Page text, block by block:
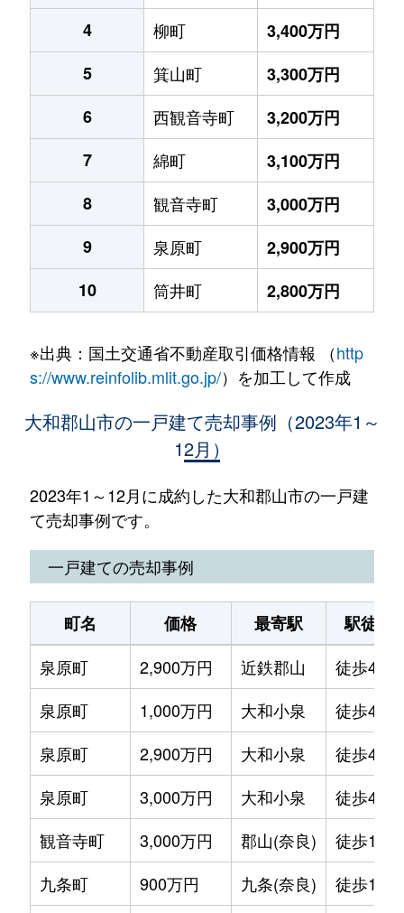
4
柳町
3,400万円
5
箕山町
3,300万円
6
西観音寺町
3,200万円
7
綿町
3,100万円
8
観音寺町
3,000万円
9
泉原町
2,900万円
10
筒井町 2,800万円
※出典：国土交通省不動産取引価格情報 （http
s://www.reinfolib.mlit.go.jp/）を加工して作成
大和郡山市の一戸建て売却事例（2023年1～
12月）
2023年1～12月に成約した大和郡山市の一戸建
て売却事例です。
一戸建ての売却事例
町名 価格 最寄駅
駅徒歩
泉原町
2,900万円 近鉄郡山
徒歩45分
泉原町
1,000万円 大和小泉
徒歩45分
泉原町
2,900万円 大和小泉
徒歩45分
泉原町
3,000万円 大和小泉
徒歩45分
観音寺町
3,000万円 郡山(奈良)
徒歩13分
九条町
900万円 九条(奈良)
徒歩16分